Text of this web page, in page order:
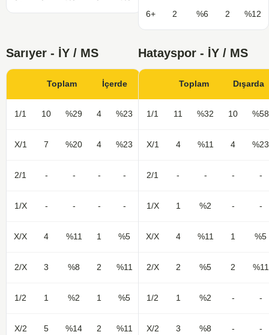
6+ 2 %6 2 %12
Sarıyer - İY / MS
Toplam İçerde
1/1 10 %29 4 %23
X/1 7 %20 4 %23
2/1 - - - -
1/X - - - -
X/X 4 %11 1 %5
2/X 3 %8 2 %11
1/2 1 %2 1 %5
X/2 5 %14 2 %11
Hatayspor - İY / MS
Toplam Dışarda
1/1 11 %32 10 %58
X/1 4 %11 4 %23
2/1 - - - -
1/X 1 %2 - -
X/X 4 %11 1 %5
2/X 2 %5 2 %11
1/2 1 %2 - -
X/2 3 %8 - -